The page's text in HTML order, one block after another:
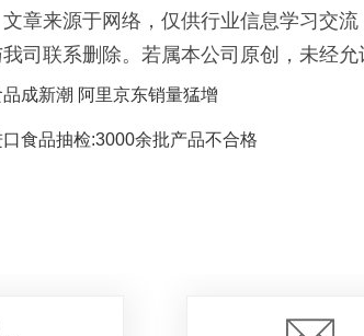
章来源于网络，仅供行业信息学习交
司联系删除。若属本公司原创，未经允
成新潮 阿里京东销量猛增
食品抽检:3000余批产品不合格